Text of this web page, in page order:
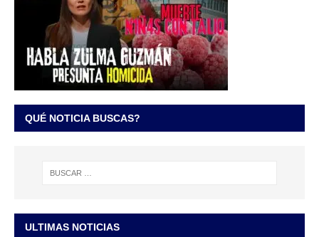
QUÉ NOTICIA BUSCAS?
ULTIMAS NOTICIAS